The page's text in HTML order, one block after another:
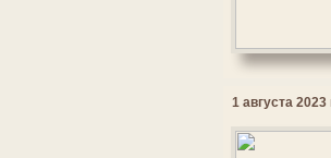
1 августа 2023